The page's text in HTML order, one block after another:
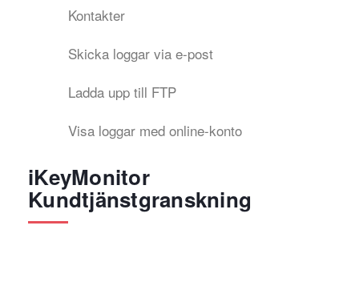
Kontakter
Skicka loggar via e-post
Ladda upp till FTP
Visa loggar med online-konto
iKeyMonitor
Kundtjänstgranskning